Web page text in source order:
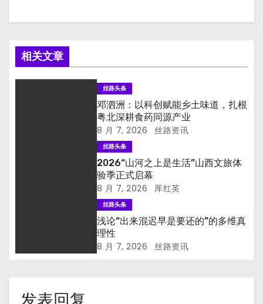
相关文章
丝路头条
邓泗洲：以科创赋能乡土味道，扎根
粤北深耕食药同源产业
8 月 7, 2026 丝路资讯
丝路头条
2026“山河之上是生活”山西文旅体
验季正式启幕
8 月 7, 2026 厍红英
丝路头条
浅论“出来混迟早是要还的”的多维真
理性
8 月 7, 2026 丝路资讯